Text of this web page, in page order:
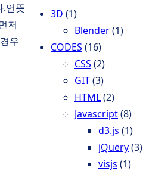
.언뜻
저
우
3D (1)
Blender(1)
CODES (16)
CSS (2)
GIT(3)
HTML(2)
Javascript(8)
d3.js (1)
jQuery(3)
visjs (1)